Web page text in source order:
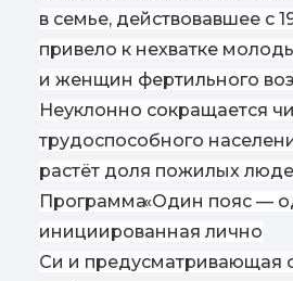
в семье, действовавшее с
привело к нехватке
и женщин фертильного
Неуклонно сокращается
трудоспособного
растёт доля пожилых
Программа
«Один пояс —
инициированная лично
Си и предусматривающая